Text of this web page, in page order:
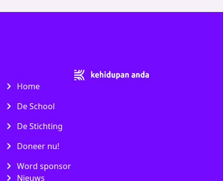
Home
De School
De Stichting
Doneer nu!
Word sponsor
Nieuws